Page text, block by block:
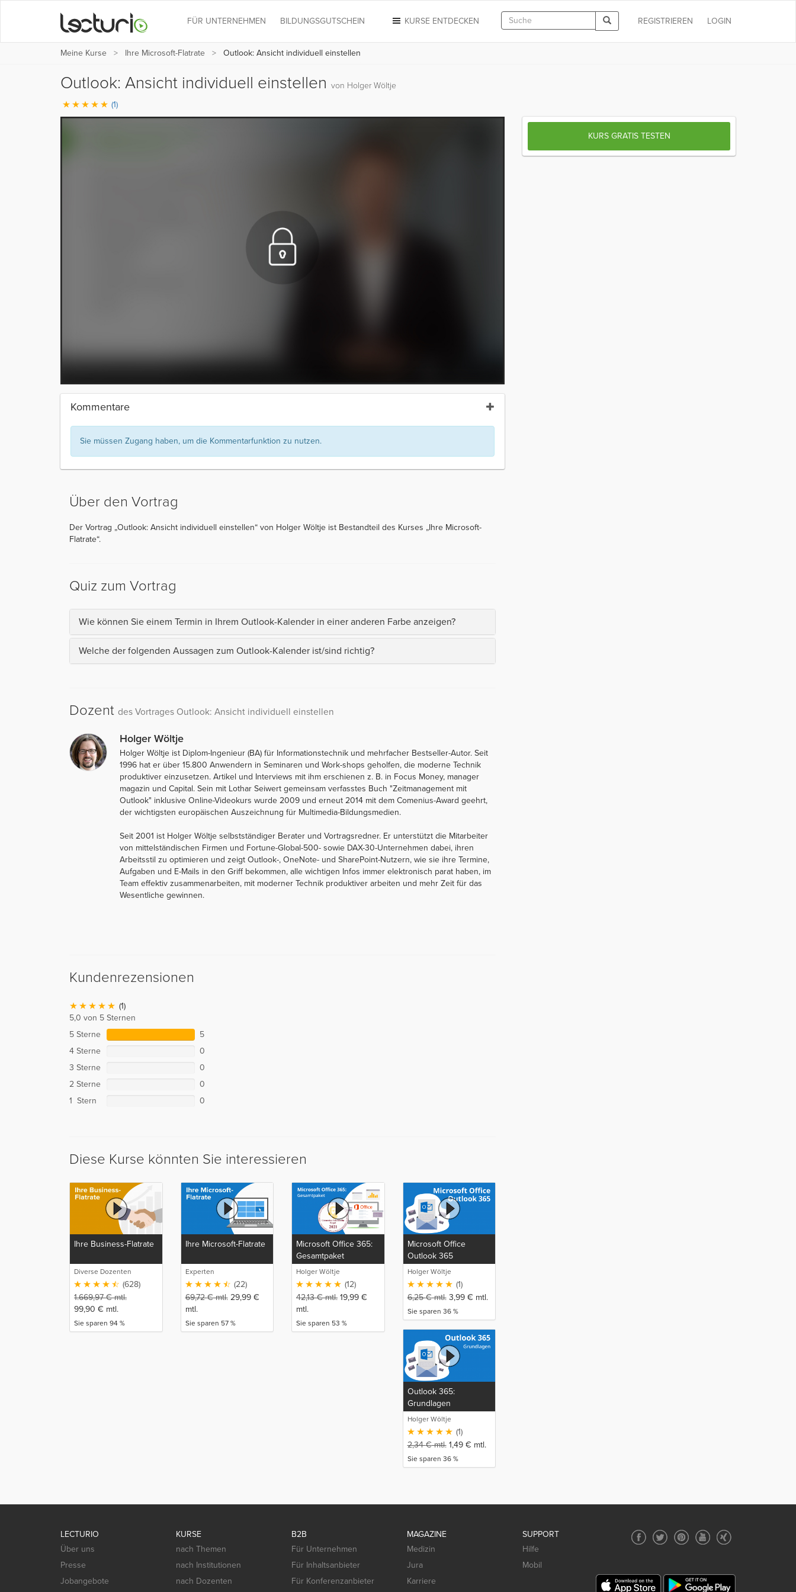
LOGIN
REGISTRIEREN
KURSE ENTDECKEN
FÜR UNTERNEHMEN BILDUNGSGUTSCHEIN
Meine Kurse Ihre Microsoft-Flatrate Outlook: Ansicht individuell einstellen
Outlook: Ansicht individuell einstellen von Holger Wöltje
(1)
Kommentare
Sie müssen Zugang haben, um die Kommentarfunktion zu nutzen.
Über den Vortrag
Der Vortrag „Outlook: Ansicht individuell einstellen“ von Holger Wöltje ist Bestandteil des Kurses „Ihre Microsoft-
Flatrate“.
Quiz zum Vortrag
Wie können Sie einem Termin in Ihrem Outlook-Kalender in einer anderen Farbe anzeigen?
Welche der folgenden Aussagen zum Outlook-Kalender ist/sind richtig?
Dozent des Vortrages Outlook: Ansicht individuell einstellen
Holger Wöltje
Holger Wöltje ist Diplom-Ingenieur (BA) für Informationstechnik und mehrfacher Bestseller-Autor. Seit
1996 hat er über 15.800 Anwendern in Seminaren und Work-shops geholfen, die moderne Technik
produktiver einzusetzen. Artikel und Interviews mit ihm erschienen z. B. in Focus Money, manager
magazin und Capital. Sein mit Lothar Seiwert gemeinsam verfasstes Buch "Zeitmanagement mit
Outlook" inklusive Online-Videokurs wurde 2009 und erneut 2014 mit dem Comenius-Award geehrt,
der wichtigsten europäischen Auszeichnung für Multimedia-Bildungsmedien.
Seit 2001 ist Holger Wöltje selbstständiger Berater und Vortragsredner. Er unterstützt die Mitarbeiter
von mittelständischen Firmen und Fortune-Global-500- sowie DAX-30-Unternehmen dabei, ihren
Arbeitsstil zu optimieren und zeigt Outlook-, OneNote- und SharePoint-Nutzern, wie sie ihre Termine,
Aufgaben und E-Mails in den Griff bekommen, alle wichtigen Infos immer elektronisch parat haben, im
Team effektiv zusammenarbeiten, mit moderner Technik produktiver arbeiten und mehr Zeit für das
Wesentliche gewinnen.
Kundenrezensionen
(1)
5,0 von 5 Sternen
5 Sterne
5
4 Sterne
0
3 Sterne
0
2 Sterne
0
1 Stern
0
Diese Kurse könnten Sie interessieren
Ihre Business-Flatrate
Diverse Dozenten
(628)
1.669,97€mtl.
99,90 € mtl.
Sie sparen 94 %
Ihre Microsoft-Flatrate
Experten
(22)
69,72€mtl. 29,99 €
mtl.
Sie sparen 57 %
Microsoft Office 365:
Gesamtpaket
Holger Wöltje
(12)
42,13€mtl. 19,99 €
mtl.
Sie sparen 53 %
Microsoft Office
Outlook 365
Holger Wöltje
(1)
6,25€mtl. 3,99 € mtl.
Sie sparen 36 %
Outlook 365:
Grundlagen
Holger Wöltje
(1)
2,34€mtl. 1,49 € mtl.
Sie sparen 36 %
KURS GRATIS TESTEN
LECTURIO
Über uns
Presse
Jobangebote
KURSE
nach Themen
nach Institutionen
nach Dozenten
B2B
Für Unternehmen
Für Inhaltsanbieter
Für Konferenzanbieter
MAGAZINE
Medizin
Jura
Karriere
SUPPORT
Hilfe
Mobil